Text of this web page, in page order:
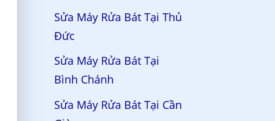
Sửa Máy Rửa Bát Tại Thủ
Đức
Sửa Máy Rửa Bát Tại
Bình Chánh
Sửa Máy Rửa Bát Tại Cần